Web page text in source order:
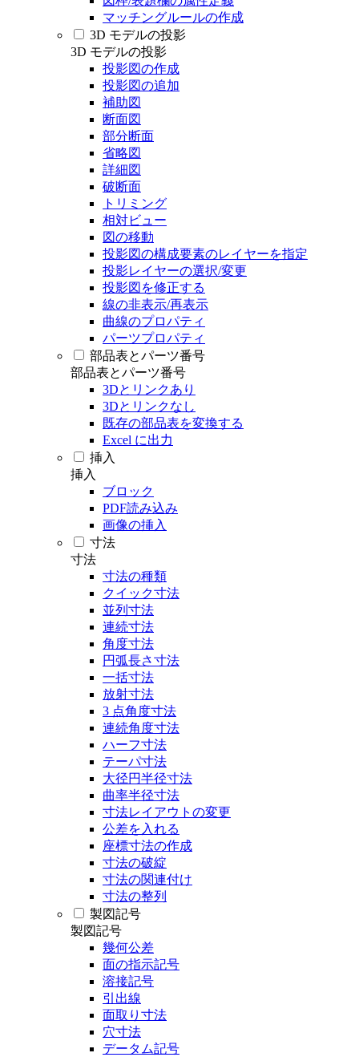
マッチングルールの作成
3D モデルの投影
3D モデルの投影
投影図の作成
投影図の追加
補助図
断面図
部分断面
省略図
詳細図
破断面
トリミング
相対ビュー
図の移動
投影図の構成要素のレイヤーを指定
投影レイヤーの選択/変更
投影図を修正する
線の非表示/再表示
曲線のプロパティ
パーツプロパティ
部品表とパーツ番号
部品表とパーツ番号
3Dとリンクあり
3Dとリンクなし
既存の部品表を変換する
Excel に出力
挿入
挿入
ブロック
PDF読み込み
画像の挿入
寸法
寸法
寸法の種類
クイック寸法
並列寸法
連続寸法
角度寸法
円弧長さ寸法
一括寸法
放射寸法
3 点角度寸法
連続角度寸法
ハーフ寸法
テーパ寸法
大径円半径寸法
曲率半径寸法
寸法レイアウトの変更
公差を入れる
座標寸法の作成
寸法の破綻
寸法の関連付け
寸法の整列
製図記号
製図記号
幾何公差
面の指示記号
溶接記号
引出線
面取り寸法
穴寸法
データム記号